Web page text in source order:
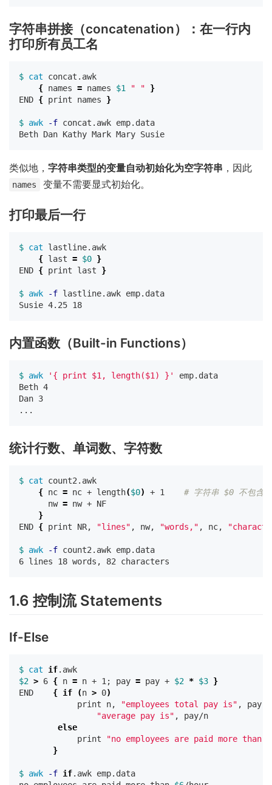
字符串拼接（concatenation）：在一行内
打印所有员工名
$ cat concat.awk
{ names = names $1 " "
}
END { print names }
$ awk -f concat.awk emp.data
类似地， 字符串类型的变量自动初始化为空字符串 ，因此
names 变量不需要显式初始化。
打印最后一行
$ cat lastline.awk
{ last = $0 }
END { print last }
$ awk -f lastline.awk emp.data
内置函数（Built-in Functions）
$ awk '{ print $1, length($1) }'
emp.data
Beth 4
Dan 3
统计行数、单词数、字符数
$ cat count2.awk
{ nc = nc + length($0) + 1 # 字符串 $0 不包含
      nw
= nw + NF
}
END { print NR, "lines" , nw, "words," , nc,
$ awk -f count2.awk emp.data
1.6 控制流 Statements
If-Else
$ cat if
$2 > 6 { n = n + 1 ; pay = pay + $2 * $3 }
END { if (n > 0)
            print n,
"employees total pay is" , pay,
"average pay is" , pay/n
else
print
"no employees are paid more than
}
$ awk -f if.awk emp.data